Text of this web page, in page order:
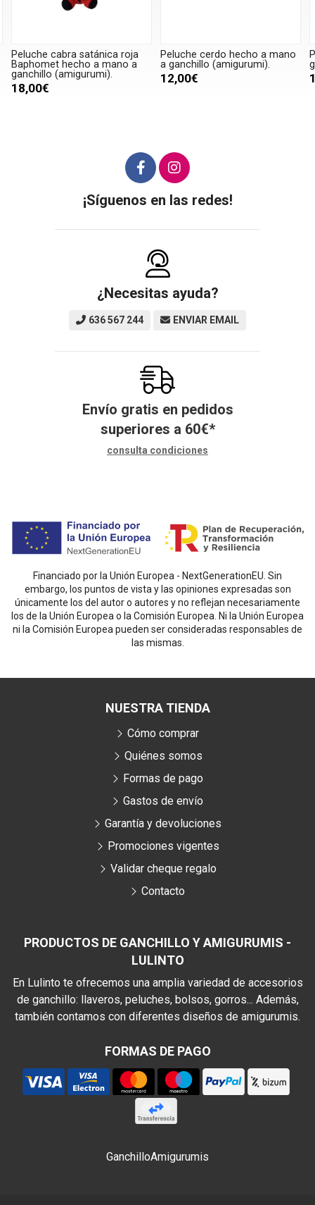
Peluche cerdo hecho a mano
a ganchillo (amigurumi).
12,00€
Peluche loro hecho a mano a
ganchillo (amigurumi).
18,00€
¡Síguenos en las redes!
¿Necesitas ayuda?
636 567 244 ENVIAR EMAIL
Envío gratis en pedidos
superiores a 60€*
consulta condiciones
Financiado por la Unión Europea - NextGenerationEU. Sin
embargo, los puntos de vista y las opiniones expresadas son
únicamente los del autor o autores y no reflejan necesariamente
los de la Unión Europea o la Comisión Europea. Ni la Unión Europea
ni la Comisión Europea pueden ser consideradas responsables de
las mismas.
PRODUCTOS DE GANCHILLO Y AMIGURUMIS -
LULINTO
En Lulinto te ofrecemos una amplia variedad de accesorios
de ganchillo: llaveros, peluches, bolsos, gorros... Además,
también contamos con diferentes diseños de amigurumis.
FORMAS DE PAGO
NUESTRA TIENDA
Cómo comprar
Quiénes somos
Formas de pago
Gastos de envío
Garantía y devoluciones
Promociones vigentes
Validar cheque regalo
Contacto
GanchilloAmigurumis